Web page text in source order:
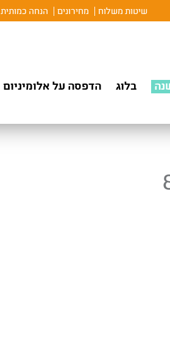
שיטות משלוח מחירונים הנחה כמותית
בלוג הדפסה על אלומיניום